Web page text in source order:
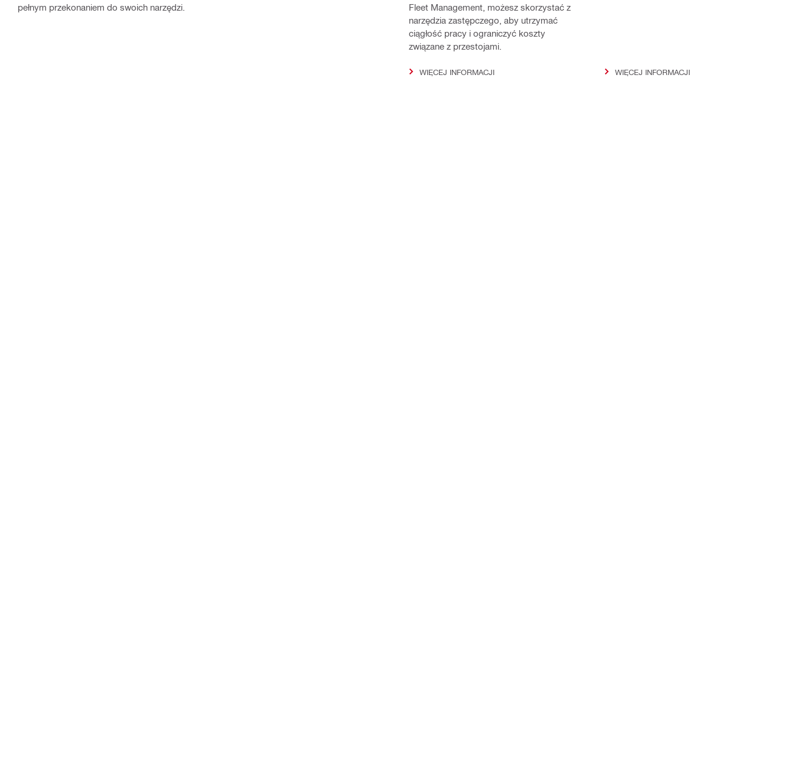
pełnym przekonaniem do swoich narzędzi.
Fleet Management, możesz skorzystać z
narzędzia zastępczego, aby utrzymać
ciągłość pracy i ograniczyć koszty
związane z przestojami.
WIĘCEJ INFORMACJI WIĘCEJ INFORMACJI